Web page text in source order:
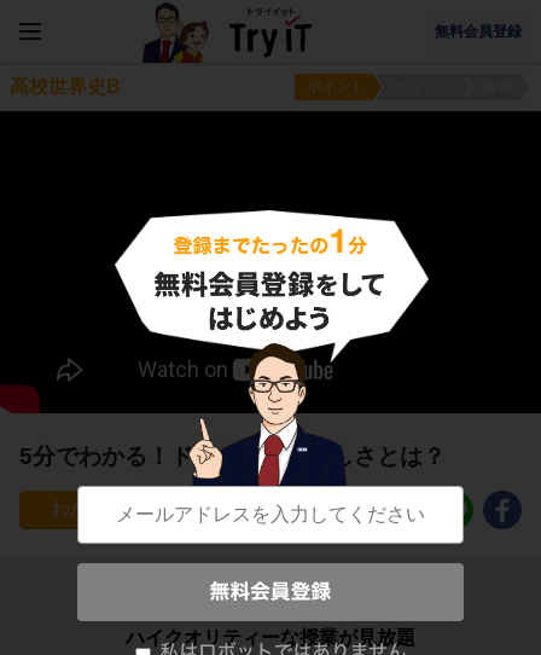
無料会員登録
高校世界史B ポイント
5分でわかる！ドイツ統一の難しさとは？
194
子どもの勉強から大人の学び直しまで
ハイクオリティーな授業が見放題